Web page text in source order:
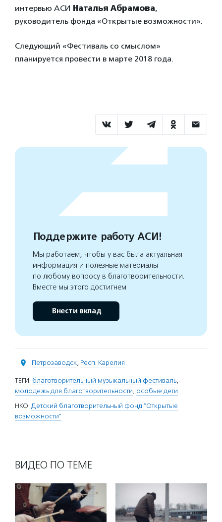
интервью АСИ Наталья Абрамова,
руководитель фонда «Открытые возможности».
Следующий «Фестиваль со смыслом»
планируется провести в марте 2018 года.
Поддержите работу АСИ!
Мы работаем, чтобы у вас была актуальная
информация и полезные материалы
по любому вопросу в благотворительности.
Вместе мы этого достигнем
Внести вклад
Петрозаводск, Респ. Карелия
ТЕГИ: благотворительный музыкальный фестиваль,
молодежь для благотворительности, особые дети
НКО: Детский благотворительный фонд "Открытые
возможности"
ВИДЕО ПО ТЕМЕ